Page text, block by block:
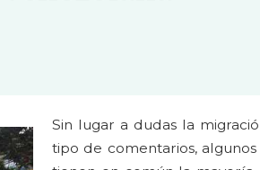
Sin lugar a dudas la
tipo de comentarios,